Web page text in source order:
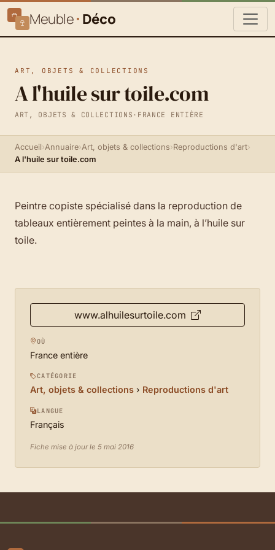
Meuble Déco
ART, OBJETS & COLLECTIONS
A l'huile sur toile.com
ART, OBJETS & COLLECTIONS · FRANCE ENTIÈRE
Accueil›Annuaire›Art, objets & collections›Reproductions d'art›
A l'huile sur toile.com
Peintre copiste spécialisé dans la reproduction de
tableaux entièrement peintes à la main, à l’huile sur
toile.
www.alhuilesurtoile.com
OÙ
France entière
CATÉGORIE
Art, objets & collections › Reproductions d'art
LANGUE
Français
Fiche mise à jour le 5 mai 2016